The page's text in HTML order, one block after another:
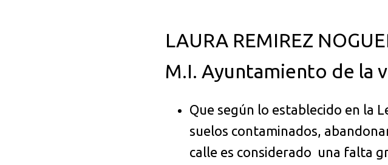
LAURA REMIREZ
M.I. Ayuntamiento de la
Que según lo establecido en la
suelos contaminados,
calle es considerado una falta